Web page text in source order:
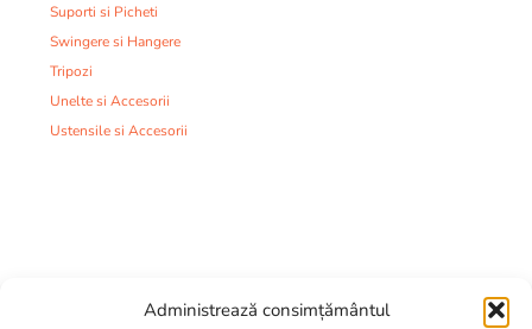
Administrează consimțământul
Suporti si Picheti
Swingere si Hangere
Tripozi
Unelte si Accesorii
Ustensile si Accesorii